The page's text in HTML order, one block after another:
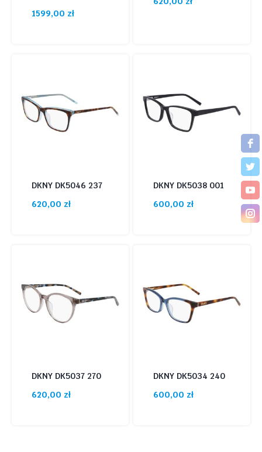
1599,00 zł
DKNY DK5046 237
620,00 zł
DKNY DK5038 001
600,00 zł
DKNY DK5037 270
620,00 zł
DKNY DK5034 240
600,00 zł